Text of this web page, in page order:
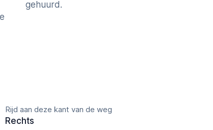
gehuurd.
Rijd aan deze kant van de weg
Rechts